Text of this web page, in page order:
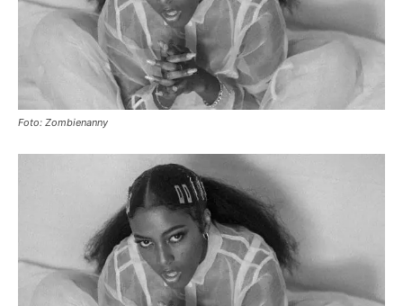
Foto: Zombienanny